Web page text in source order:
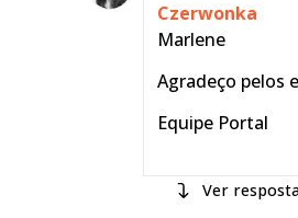
Czerwonka
Marlene
Agradeço pelos
Equipe Portal